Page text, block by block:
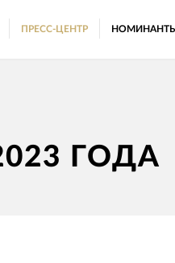
ПРЕСС-ЦЕНТР
ГОДА